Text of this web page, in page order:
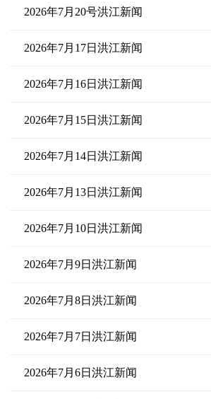
2026年7月20号洪江新闻
2026年7月17日洪江新闻
2026年7月16日洪江新闻
2026年7月15日洪江新闻
2026年7月14日洪江新闻
2026年7月13日洪江新闻
2026年7月10日洪江新闻
2026年7月9日洪江新闻
2026年7月8日洪江新闻
2026年7月7日洪江新闻
2026年7月6日洪江新闻